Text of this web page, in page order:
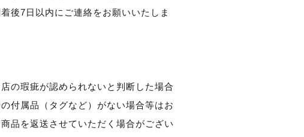
後7日以内にご連絡をお願いいたしま
の瑕疵が認められないと判断した場合
付属品（タグなど）がない場合等はお
品を返送させていただく場合がござい